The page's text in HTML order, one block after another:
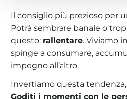
Il consiglio più prezioso per
Potrà sembrare banale o
questo: rallentare. Viviamo
spinge a consumare,
impegno all’altro.
Invertiamo questa
Goditi i momenti con le